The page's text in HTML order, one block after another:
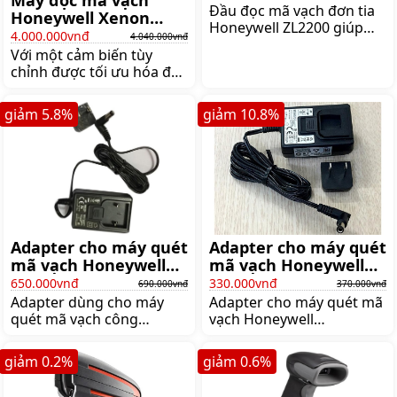
Honeywell Xenon
1900
4.000.000vnđ 4.040.000vnđ
Với một cảm biến tùy
chỉnh được tối ưu hóa để
cung cấp hiệu suất và độ
tin cậy hàng đầu cho các
ứng dụng đòi hỏi sự linh
hoạt của công nghệ chụp
ảnh, Giá:4.040.000 đ
Đầu đọc mã vạch đơn tia
Honeywell ZL2200 giúp
mã vạch. Máy quét mã
vạch Honeywell ZL2200 có
tốc độ quét 100
dòng/giây, công nghệ
quét đơn tia Laser,
Giá:830.000 đ
Adapter cho máy quét
mã vạch Honeywell
1981i
650.000vnđ 690.000vnđ
Adapter dùng cho máy
quét mã vạch công
1981i giúp công việc đọc
mã vạch của máy không
bị gián đoạn, Giá:690.000
giảm 5.8%
Adapter cho máy quét
mã vạch Honeywell
1452G/1902G
330.000vnđ 370.000vnđ
Adapter cho máy quét mã
vạch Honeywell
cho máy quét mã vạch
Honeywell, dùng nguồn
sạc 1 pha 220V,
giảm 10.8%
giảm 0.2% giảm 0.6%